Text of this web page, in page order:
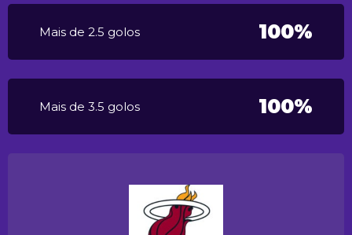
Mais de 2.5 golos 100%
Mais de 3.5 golos 100%